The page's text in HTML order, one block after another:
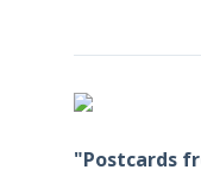
"Postcards